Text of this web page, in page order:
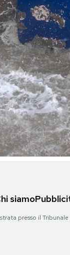
Mondiali
siamo
presso il